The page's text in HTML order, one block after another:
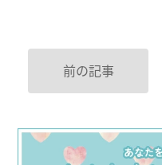
前の記事